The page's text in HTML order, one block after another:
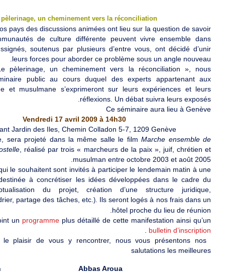
pèlerinage, un cheminement vers la réconciliation
pays des discussions animées ont lieu sur la question de savoir
de culture différente peuvent vivre ensemble dans
soutenus par plusieurs d’entre vous, ont décidé d’unir
leurs forces pour aborder ce problème sous un angle nouveau.
pèlerinage, un cheminement vers la réconciliation », nous
public au cours duquel des experts appartenant aux
et musulmane s’exprimeront sur leurs expériences et leurs
réflexions. Un débat suivra leurs exposés.
Ce séminaire aura lieu à Genève
Vendredi 17 avril 2009 à 14h30
Jardin des Iles, Chemin Colladon 5-7, 1209 Genève
sera projeté dans la même salle le film Marche ensemble de
, réalisé par trois « marcheurs de la paix », juif, chrétien et
musulman entre octobre 2003 et août 2005.
le souhaitent sont invités à participer le lendemain matin à une
à concrétiser les idées développées dans le cadre du
du projet, création d’une structure juridique,
partage des tâches, etc. ). Ils seront logés à nos frais dans un
hôtel proche du lieu de réunion.
un programme plus détaillé de cette manifestation ainsi qu’un
bulletin d’inscription
le plaisir de vous y rencontrer, nous vous présentons nos
salutations les meilleures
Abbas Aroua